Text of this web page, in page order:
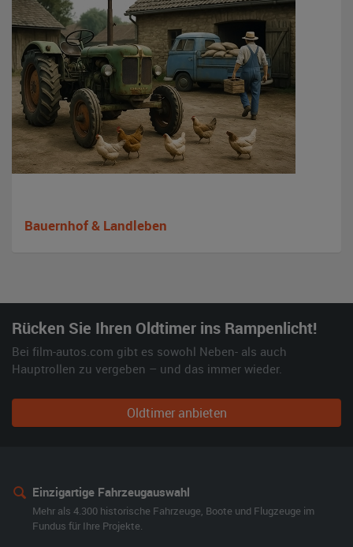
Bauernhof & Landleben
Rücken Sie Ihren Oldtimer ins Rampenlicht!
Bei film-autos.com gibt es sowohl Neben- als auch
Hauptrollen zu vergeben – und das immer wieder.
Oldtimer anbieten
Einzigartige Fahrzeugauswahl
Mehr als 4.300 historische Fahrzeuge, Boote und Flugzeuge im
Fundus für Ihre Projekte.